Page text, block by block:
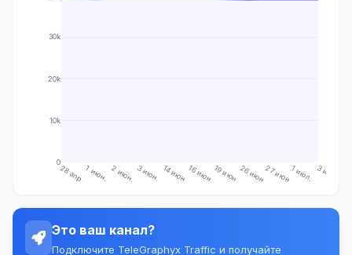
28 апр. 1 июн. 2 июн. 3 июн. 14 июн.16 июн.19 июн.26 июн.27 июн.1 июл. 3 июл.
0
10k
20k
30k
Это ваш канал?
Подключите TeleGraphyx Traffic и получайте